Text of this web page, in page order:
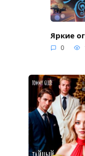
Яркие
0